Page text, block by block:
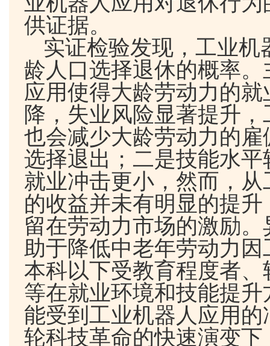
供证据。
实证检验发现，工业
龄人口选择退休的概率
应用使得大龄劳动力的
降，失业风险显著提升
也会减少大龄劳动力的
选择退出；二是技能水
就业冲击更小，然而，
的收益并未有明显的提
留在劳动力市场的激励
助于降低中老年劳动力
本科以下受教育程度者
等在就业环境和技能提
能受到工业机器人应用
轮科技革命的快速演变